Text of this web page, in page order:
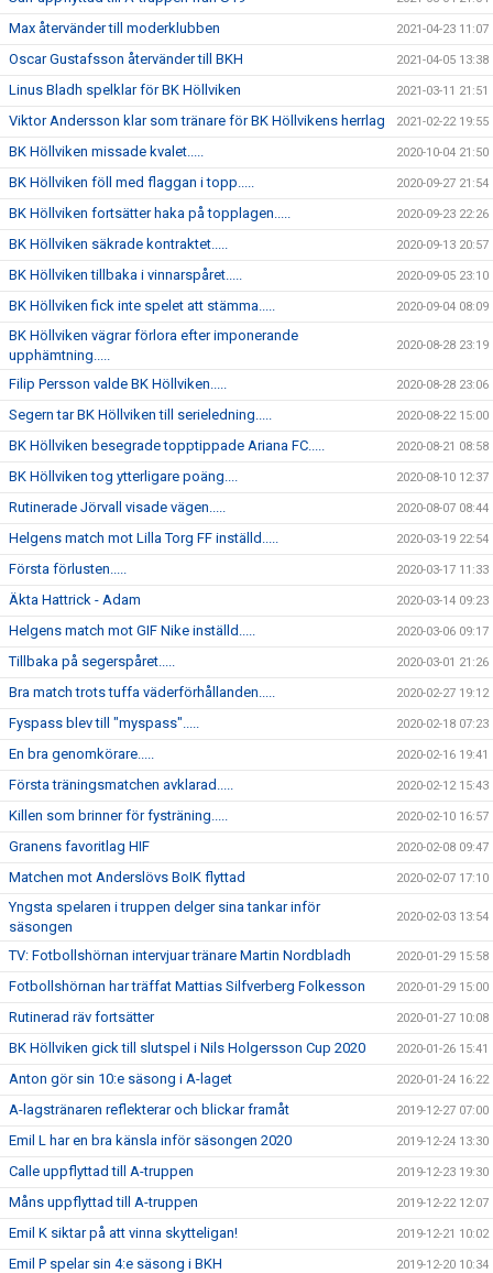
Max återvänder till moderklubben 2021-04-23 11:07
Oscar Gustafsson återvänder till BKH 2021-04-05 13:38
Linus Bladh spelklar för BK Höllviken 2021-03-11 21:51
Viktor Andersson klar som tränare för BK Höllvikens herrlag 2021-02-22 19:55
BK Höllviken missade kvalet..... 2020-10-04 21:50
BK Höllviken föll med flaggan i topp..... 2020-09-27 21:54
BK Höllviken fortsätter haka på topplagen..... 2020-09-23 22:26
BK Höllviken säkrade kontraktet..... 2020-09-13 20:57
BK Höllviken tillbaka i vinnarspåret..... 2020-09-05 23:10
BK Höllviken fick inte spelet att stämma..... 2020-09-04 08:09
BK Höllviken vägrar förlora efter imponerande
upphämtning.....
2020-08-28 23:19
Filip Persson valde BK Höllviken..... 2020-08-28 23:06
Segern tar BK Höllviken till serieledning..... 2020-08-22 15:00
BK Höllviken besegrade topptippade Ariana FC..... 2020-08-21 08:58
BK Höllviken tog ytterligare poäng.... 2020-08-10 12:37
Rutinerade Jörvall visade vägen..... 2020-08-07 08:44
Helgens match mot Lilla Torg FF inställd..... 2020-03-19 22:54
Första förlusten..... 2020-03-17 11:33
Äkta Hattrick - Adam 2020-03-14 09:23
Helgens match mot GIF Nike inställd..... 2020-03-06 09:17
Tillbaka på segerspåret..... 2020-03-01 21:26
Bra match trots tuffa väderförhållanden..... 2020-02-27 19:12
Fyspass blev till "myspass"..... 2020-02-18 07:23
En bra genomkörare..... 2020-02-16 19:41
Första träningsmatchen avklarad..... 2020-02-12 15:43
Killen som brinner för fysträning..... 2020-02-10 16:57
Granens favoritlag HIF 2020-02-08 09:47
Matchen mot Anderslövs BoIK flyttad 2020-02-07 17:10
Yngsta spelaren i truppen delger sina tankar inför
säsongen
2020-02-03 13:54
TV: Fotbollshörnan intervjuar tränare Martin Nordbladh 2020-01-29 15:58
Fotbollshörnan har träffat Mattias Silfverberg Folkesson 2020-01-29 15:00
Rutinerad räv fortsätter 2020-01-27 10:08
BK Höllviken gick till slutspel i Nils Holgersson Cup 2020 2020-01-26 15:41
Anton gör sin 10:e säsong i A-laget 2020-01-24 16:22
A-lagstränaren reflekterar och blickar framåt 2019-12-27 07:00
Emil L har en bra känsla inför säsongen 2020 2019-12-24 13:30
Calle uppflyttad till A-truppen 2019-12-23 19:30
Måns uppflyttad till A-truppen 2019-12-22 12:07
Emil K siktar på att vinna skytteligan! 2019-12-21 10:02
Emil P spelar sin 4:e säsong i BKH 2019-12-20 10:34